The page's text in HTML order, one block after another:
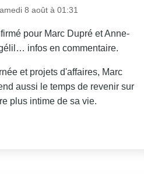
8 août à 01:31
pour Marc Dupré et Anne-
infos en commentaire.
et projets d'affaires, Marc
aussi le temps de revenir sur
plus intime de sa vie.